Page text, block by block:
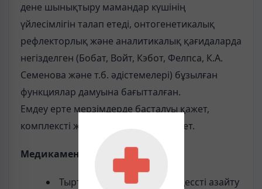
дене шынықтыру мамандар күшінің
үйлесімлігін талап етеді, онтогенетикалық
рефлекторлық жəне аналитикалық қағидаларда
негізделген (Бобат, Войт, Кэбот, Фелпса, К.А.
Семенова жəне т.б. əдістемелері) бұзылған
функциялар дамуына бағытталған.
Емдеу ерте мерзімдерде басталуы қажет,
комплексті және үздіксіз болуы қажет.
Медикаментоздық терапия
Тыртықтық-жабысқақ процессті азайту